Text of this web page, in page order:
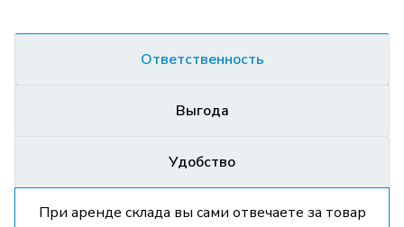
Ответственность
Выгода
Удобство
При аренде склада вы сами отвечаете за товар